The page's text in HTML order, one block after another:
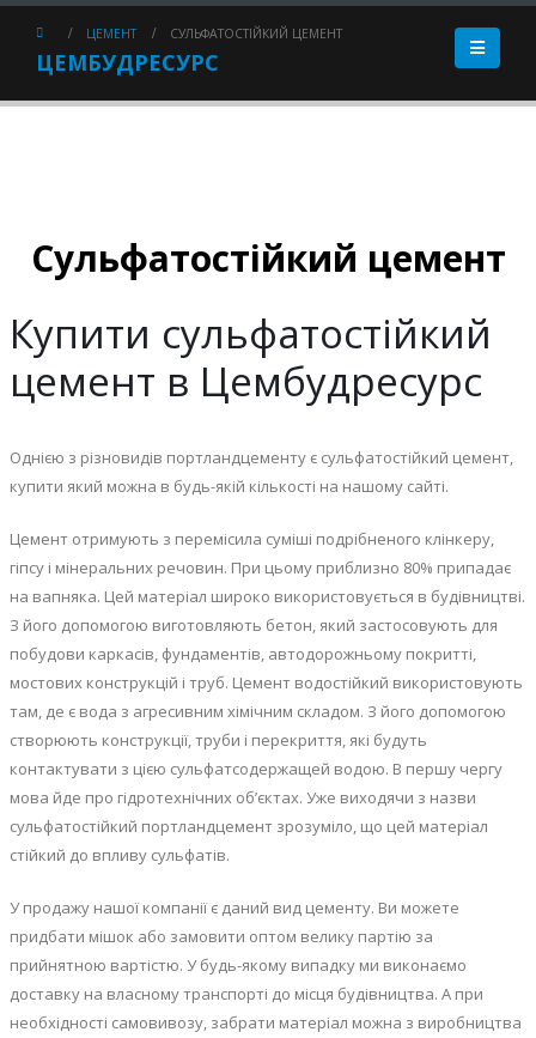
ЦЕМБУДРЕСУРС
ЦЕМЕНТ СУЛЬФАТОСТІЙКИЙ ЦЕМЕНТ
Сульфатостійкий цемент
Купити сульфатостійкий
цемент в Цембудресурс
Однією з різновидів портландцементу є сульфатостійкий цемент,
купити який можна в будь-якій кількості на нашому сайті.
Цемент отримують з перемісила суміші подрібненого клінкеру,
гіпсу і мінеральних речовин. При цьому приблизно 80% припадає
на вапняка. Цей матеріал широко використовується в будівництві.
З його допомогою виготовляють бетон, який застосовують для
побудови каркасів, фундаментів, автодорожньому покритті,
мостових конструкцій і труб. Цемент водостійкий використовують
там, де є вода з агресивним хімічним складом. З його допомогою
створюють конструкції, труби і перекриття, які будуть
контактувати з цією сульфатсодержащей водою. В першу чергу
мова йде про гідротехнічних об’єктах. Уже виходячи з назви
сульфатостійкий портландцемент зрозуміло, що цей матеріал
стійкий до впливу сульфатів.
У продажу нашої компанії є даний вид цементу. Ви можете
придбати мішок або замовити оптом велику партію за
прийнятною вартістю. У будь-якому випадку ми виконаємо
доставку на власному транспорті до місця будівництва. А при
необхідності самовивозу, забрати матеріал можна з виробництва